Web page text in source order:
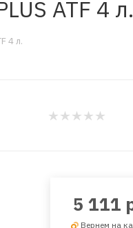
ATF 4 л.
4 л.
5 111
Вернем на